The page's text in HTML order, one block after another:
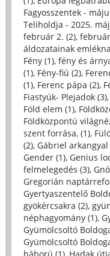
Fagyosszentek -
Teliholdja - 2025.
február 2. (2),
áldozatainak
Fény (1), fény és
(1), Fény-fiú (2),
(1), Ferenc pápa (2),
Fiastyúk- Plejadok (3),
Föld elem (1),
Földközpontú
szent forrása, (1),
(2), Gábriel
Gender (1), Genius
felmelegedés (3),
Gregorián
Gyertyaszentelő
gyökércsakra (2),
néphagyomány (1),
Gyümölcsoltó
Gyümölcsoltó